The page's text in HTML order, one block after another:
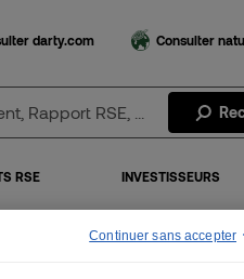
darty.com Consulter
RSE INVESTISSEURS
Continuer sans accepter